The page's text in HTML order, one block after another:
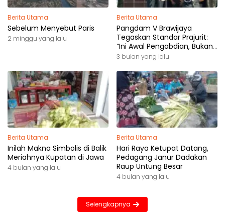
Berita Utama
Sebelum Menyebut Paris
2 minggu yang lalu
Berita Utama
Pangdam V Brawijaya
Tegaskan Standar Prajurit:
“Ini Awal Pengabdian, Bukan
Akhir Perjalanan”
3 bulan yang lalu
Berita Utama
Inilah Makna Simbolis di Balik
Meriahnya Kupatan di Jawa
4 bulan yang lalu
Berita Utama
Hari Raya Ketupat Datang,
Pedagang Janur Dadakan
Raup Untung Besar
4 bulan yang lalu
Selengkapnya